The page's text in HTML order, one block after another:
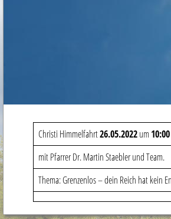
Christi Himmelfahrt26.05.2022um
mit Pfarrer Dr. Martin Staebler und Team.
Thema: Grenzenlos – dein Reich hat kein